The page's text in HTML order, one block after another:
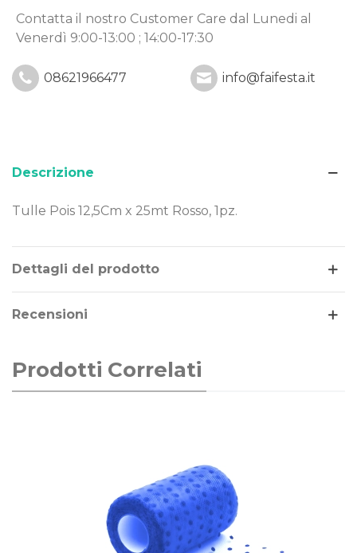
Contatta il nostro Customer Care dal Lunedi al
Venerdì 9:00-13:00 ; 14:00-17:30
08621966477 info@faifesta.it
Descrizione
Tulle Pois 12,5Cm x 25mt Rosso, 1pz.
Dettagli del prodotto
Recensioni
Prodotti Correlati